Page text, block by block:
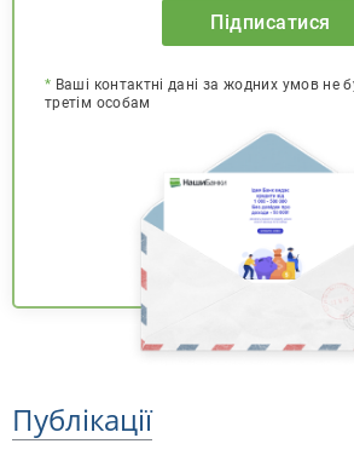
Підписатися
* Ваші контактні дані за жодних умов не
третім особам
Публікації